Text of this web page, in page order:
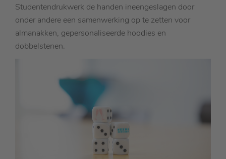
Studentendrukwerk de handen ineengeslagen door
onder andere een samenwerking op te zetten voor
almanakken, gepersonaliseerde hoodies en
dobbelstenen.